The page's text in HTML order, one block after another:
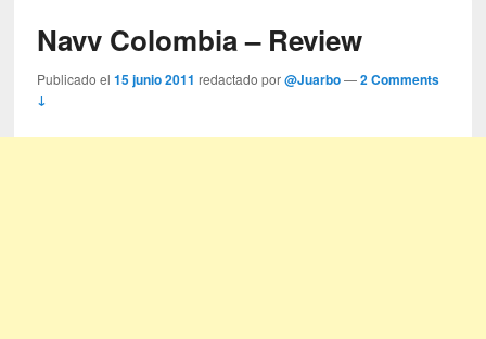
Navv Colombia – Review
Publicado el15 junio 2011 redactado por@Juarbo —2 Comments
↓